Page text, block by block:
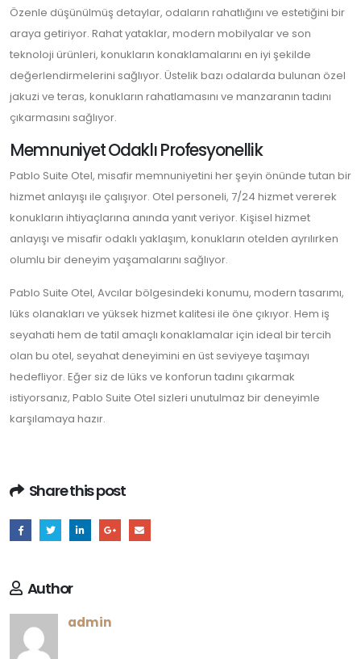
Özenle düşünülmüş detaylar, odaların rahatlığını ve estetiğini bir
araya getiriyor. Rahat yataklar, modern mobilyalar ve son
teknoloji ürünleri, konukların konaklamalarını en iyi şekilde
değerlendirmelerini sağlıyor. Üstelik bazı odalarda bulunan özel
jakuzi ve teras, konukların rahatlamasını ve manzaranın tadını
çıkarmasını sağlıyor.
Memnuniyet Odaklı Profesyonellik
Pablo Suite Otel, misafir memnuniyetini her şeyin önünde tutan bir
hizmet anlayışı ile çalışıyor. Otel personeli, 7/24 hizmet vererek
konukların ihtiyaçlarına anında yanıt veriyor. Kişisel hizmet
anlayışı ve misafir odaklı yaklaşım, konukların otelden ayrılırken
olumlu bir deneyim yaşamalarını sağlıyor.
Pablo Suite Otel, Avcılar bölgesindeki konumu, modern tasarımı,
lüks olanakları ve yüksek hizmet kalitesi ile öne çıkıyor. Hem iş
seyahati hem de tatil amaçlı konaklamalar için ideal bir tercih
olan bu otel, seyahat deneyimini en üst seviyeye taşımayı
hedefliyor. Eğer siz de lüks ve konforun tadını çıkarmak
istiyorsanız, Pablo Suite Otel sizleri unutulmaz bir deneyimle
karşılamaya hazır.
Share this post
Author
admin